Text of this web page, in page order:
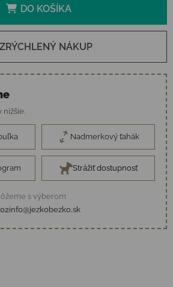
DO KOŠÍKA
ZRÝCHLENÝ NÁKUP
Nadmerkový ťahák
Strážiť dostupnosť
s výberom
info@jezkobezko.sk